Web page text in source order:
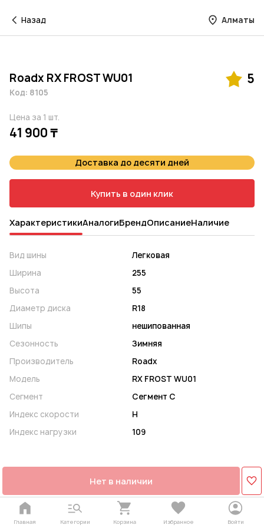
Назад Алматы
Roadx RX FROST WU01 5
Код: 8105
Цена за 1 шт.
41 900 ₸
Доставка до десяти дней
Купить в один клик
ХарактеристикиАналогиБрендОписаниеНаличие
Вид шины
Легковая
Ширина
255
Высота
55
Диаметр диска
R18
Шипы
нешипованная
Сезонность
Зимняя
Производитель
Roadx
Модель
RX FROST WU01
Сегмент
Сегмент C
Индекс скорости
H
Индекс нагрузки
109
Нет в наличии
Главная Категории Корзина Избранное Войти